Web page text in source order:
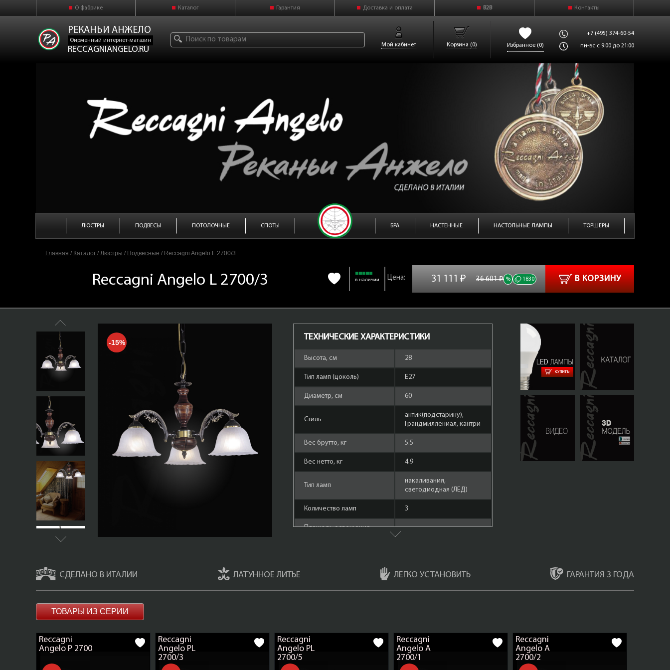
О фабрике Каталог Гарантия Доставка и оплата B2B Контакты
РЕКАНЬИ АНЖЕЛО
Фирменный интернет-магазин
RECCAGNIANGELO.RU Мой кабинет Корзина (0) Избранное (0)
+7 (495) 374-60-54
пн-вс с 9:00 до 21:00
ЛЮСТРЫ ПОДВЕСЫ ПОТОЛОЧНЫЕ СПОТЫ БРА НАСТЕННЫЕ НАСТОЛЬНЫЕ ЛАМПЫ ТОРШЕРЫ
Главная / Каталог/ Люстры / Подвесные / Reccagni Angelo L 2700/3
Reccagni Angelo L 2700/3 в наличии 31 111 ₽ 36 601 ₽ % 1830 В КОРЗИНУ
-15%
ТЕХНИЧЕСКИЕ ХАРАКТЕРИСТИКИ
Высота, см 28
Тип ламп (цоколь) Е27
Диаметр, см 60
Стиль
антик(подстарину),
Грандмиллениал, кантри
Вес брутто, кг 5.5
Вес нетто, кг 4.9
Тип ламп
накаливания,
cветодиодная (ЛЕД)
Количество ламп 3
Площадь освещения,
Латунь + дерево
Плафоны Ветро Сатинато
стекло
КУПИТЬ
L 2700-3.zip
СДЕЛАНО В ИТАЛИИ ЛАТУННОЕ ЛИТЬЕ ЛЕГКО УСТАНОВИТЬ ГАРАНТИЯ 3 ГОДА
ТОВАРЫ ИЗ СЕРИИ
Reccagni
Angelo P 2700
Reccagni
Angelo PL
2700/3
Reccagni
Angelo PL
2700/5
Reccagni
Angelo A
2700/1
Reccagni
Angelo A
2700/2